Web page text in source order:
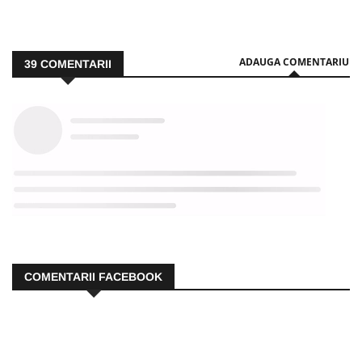
39 COMENTARII ADAUGA COMENTARIU
COMENTARII FACEBOOK